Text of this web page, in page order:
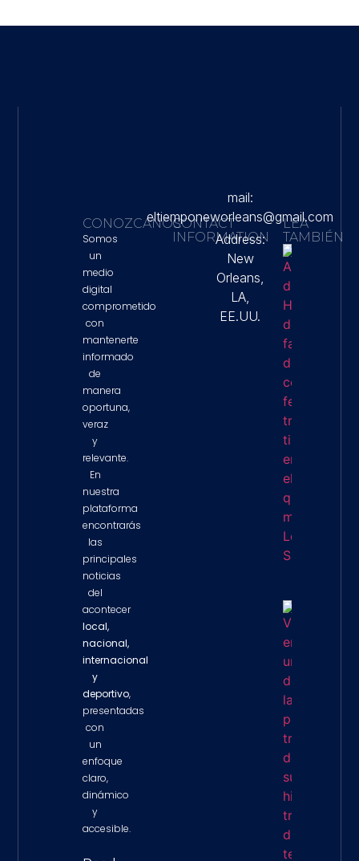
CONOZCANOS
Somos
un
medio
digital
comprometido
con
mantenerte
informado
de
manera
oportuna,
veraz
y
relevante.
En
nuestra
plataforma
encontrarás
las
principales
noticias
del
acontecer
local,
nacional,
internacional
y
deportivo,
presentadas
con
un
enfoque
claro,
dinámico
y
accesible.
CONTACT
INFORMATION
mail:
eltiemponeworleans@gmail.com
Address:
New
Orleans,
LA,
EE.UU.
LEA
TAMBIÉN